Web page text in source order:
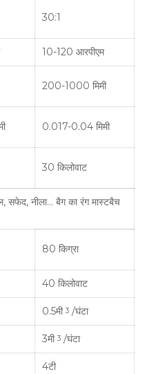
30:1
10-120 आरपीएम
200-1000 मिमी
0.017-0.04 मिमी
30 किलोवाट
सफेद, नीला… बैग का रंग मास्टबैच
80 किग्रा
40 किलोवाट
0.5मी3 /घंटा
3मी3 /घंटा
4टी